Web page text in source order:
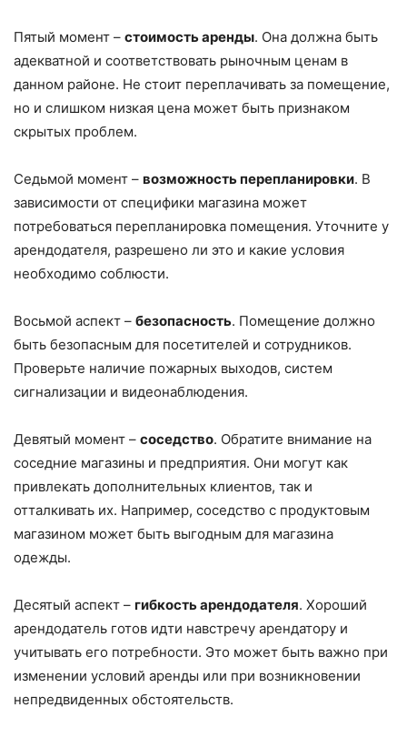
Пятый момент – стоимость аренды. Она должна быть
адекватной и соответствовать рыночным ценам в
данном районе. Не стоит переплачивать за помещение,
но и слишком низкая цена может быть признаком
скрытых проблем.
Седьмой момент – возможность перепланировки. В
зависимости от специфики магазина может
потребоваться перепланировка помещения. Уточните у
арендодателя, разрешено ли это и какие условия
необходимо соблюсти.
Восьмой аспект – безопасность. Помещение должно
быть безопасным для посетителей и сотрудников.
Проверьте наличие пожарных выходов, систем
сигнализации и видеонаблюдения.
Девятый момент – соседство. Обратите внимание на
соседние магазины и предприятия. Они могут как
привлекать дополнительных клиентов, так и
отталкивать их. Например, соседство с продуктовым
магазином может быть выгодным для магазина
одежды.
Десятый аспект – гибкость арендодателя. Хороший
арендодатель готов идти навстречу арендатору и
учитывать его потребности. Это может быть важно при
изменении условий аренды или при возникновении
непредвиденных обстоятельств.